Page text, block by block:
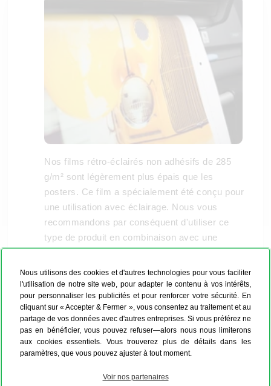
Nous utilisons des cookies et d'autres technologies pour vous faciliter
l'utilisation de notre site web, pour adapter le contenu à vos intérêts,
pour personnaliser les publicités et pour renforcer votre sécurité. En
cliquant sur « Accepter & Fermer », vous consentez au traitement et au
partage de vos données avec d'autres entreprises. Si vous préférez ne
pas en bénéficier, vous pouvez refuser—alors nous nous limiterons
aux cookies essentiels. Vous trouverez plus de détails dans les
paramètres, que vous pouvez ajuster à tout moment.
Voir nos partenaires
Nos films rétro-éclairés non adhésifs de 285
g/m² sont légèrement plus épais que les
posters. Ce film a spécialement été conçu pour
une utilisation avec éclairage. Nous vous
recommandons par conséquent d'utiliser ce
type de produit en combinaison avec une
source lumineuse. Le film rétro-éclairé est
imprimé selon le procédé d'impression latex.
L'encre latex est 100 % écologique, dépourvue
de solvants et inodore. Contrairement à
l'impression par jet d'encre, l'impression latex
résiste aux UV et aux éclaboussures.